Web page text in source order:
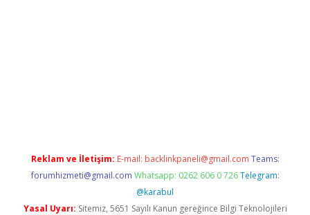
Reklam ve İletişim: E-mail: backlinkpaneli@gmail.com Teams:
forumhizmeti@gmail.com Whatsapp: 0262 606 0 726 Telegram:
@karabul
Yasal Uyarı: Sitemiz, 5651 Sayılı Kanun gereğince Bilgi Teknolojileri